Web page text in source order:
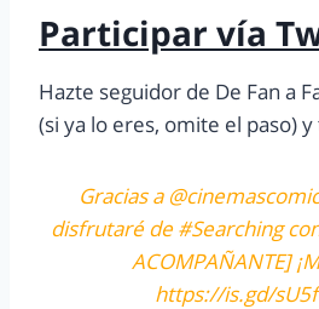
Participar vía
Hazte seguidor de De Fan a
(si ya lo eres, omite el paso)
Gracias a
disfrutaré de #Searching
ACOMPAÑANTE]
https://is.gd/